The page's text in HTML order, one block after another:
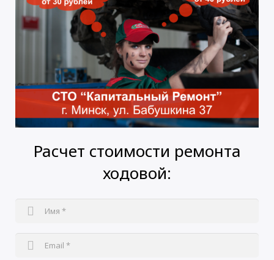
Расчет стоимости ремонта
ходовой: